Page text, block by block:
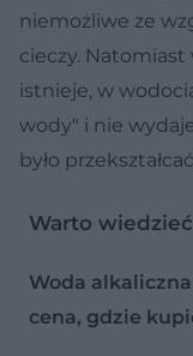
niemożliwe ze
cieczy.
istnieje, w
wody" i nie
było
Warto wiedzieć
Woda
cena, gdzie